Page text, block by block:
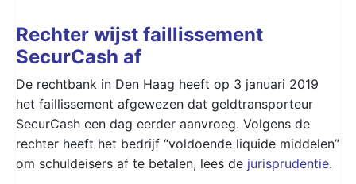
Rechter wijst faillissement
SecurCash af
De rechtbank in Den Haag heeft op 3 januari 2019
het faillissement afgewezen dat geldtransporteur
SecurCash een dag eerder aanvroeg. Volgens de
rechter heeft het bedrijf “voldoende liquide middelen”
om schuldeisers af te betalen, lees de jurisprudentie.